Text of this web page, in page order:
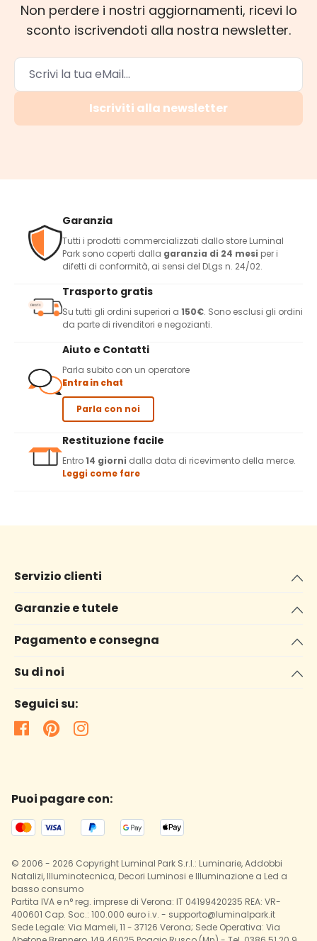
Non perdere i nostri aggiornamenti, ricevi lo
sconto iscrivendoti alla nostra newsletter.
Iscriviti alla newsletter
Garanzia
Tutti i prodotti commercializzati dallo store Luminal
Park sono coperti dalla garanzia di 24 mesi per i
difetti di conformità, ai sensi del DLgs n. 24/02.
Trasporto gratis
Su tutti gli ordini superiori a 150€. Sono esclusi gli ordini
da parte di rivenditori e negozianti.
Aiuto e Contatti
Parla subito con un operatore
Entra in chat
Parla con noi
Restituzione facile
Entro14 giorni dalla data di ricevimento della merce.
Leggi come fare
Servizio clienti
Garanzie e tutele
Pagamento e consegna
Su di noi
Seguici su:
Puoi pagare con:
© 2006 - 2026 Copyright Luminal Park S.r.l.: Luminarie, Addobbi
Natalizi, Illuminotecnica, Decori Luminosi e Illuminazione a Led a
basso consumo
Partita IVA e n° reg. imprese di Verona: IT 04199420235 REA: VR-
400601 Cap. Soc.: 100.000 euro i.v. - supporto@luminalpark.it
Sede Legale: Via Mameli, 11 - 37126 Verona; Sede Operativa: Via